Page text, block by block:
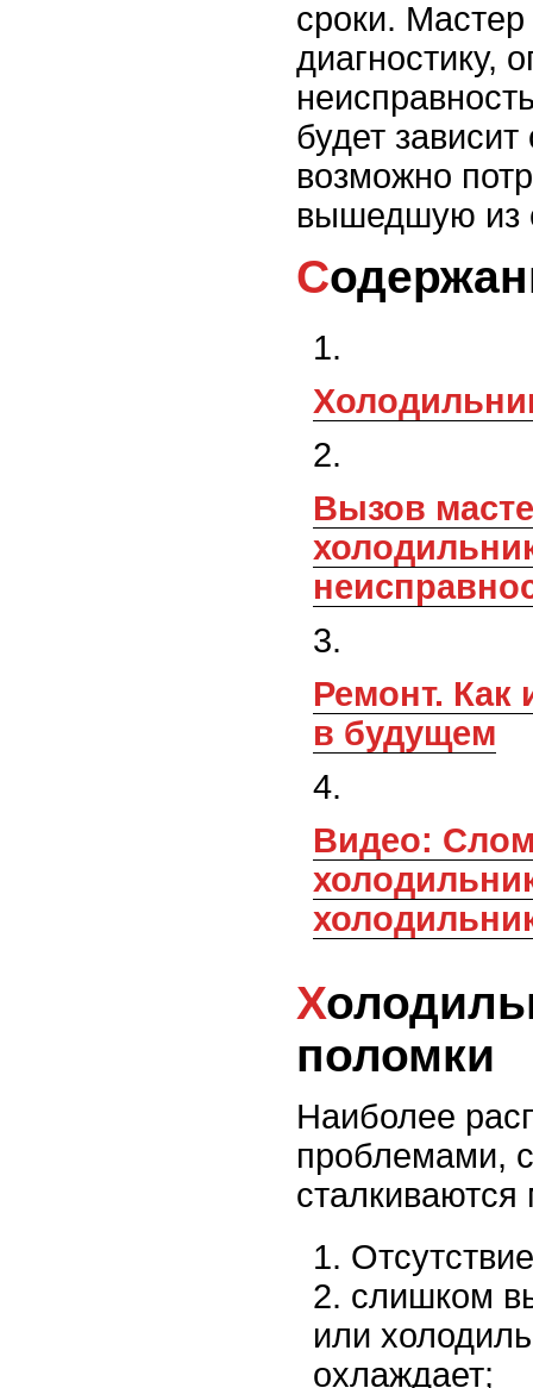
сроки. Мастер
диагностику,
будет
возможно
вышедшую из
Вызов мастера по ремонту
Ремонт. Как избежать поломок
в будущем
Видео: Сломался
Холодильники и их
поломки
Наиболее
проблемами,
слишком
или
охлаждает;